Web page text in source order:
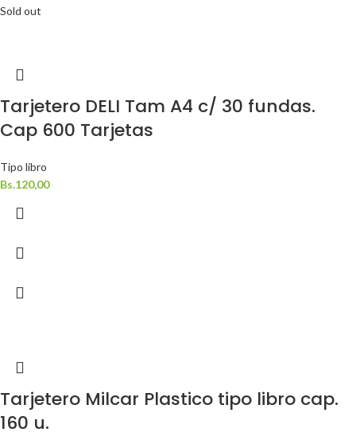
Sold out
Tarjetero DELI Tam A4 c/ 30 fundas.
Cap 600 Tarjetas
Tipo libro
Bs.120,00
Tarjetero Milcar Plastico tipo libro cap.
160 u.